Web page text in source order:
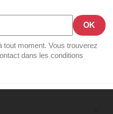
moment. Vous trouverez
dans les conditions